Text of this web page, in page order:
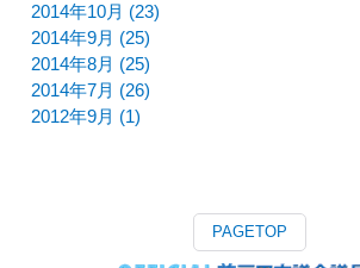
2014年10月 (23)
2014年9月 (25)
2014年8月 (25)
2014年7月 (26)
2012年9月 (1)
PAGETOP